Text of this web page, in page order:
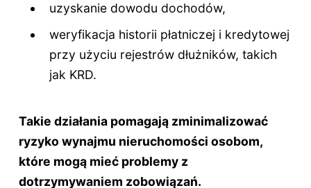
uzyskanie dowodu dochodów,
weryfikacja historii płatniczej i kredytowej
przy użyciu rejestrów dłużników, takich
jak KRD.
Takie działania pomagają zminimalizować
ryzyko wynajmu nieruchomości osobom,
które mogą mieć problemy z
dotrzymywaniem zobowiązań.